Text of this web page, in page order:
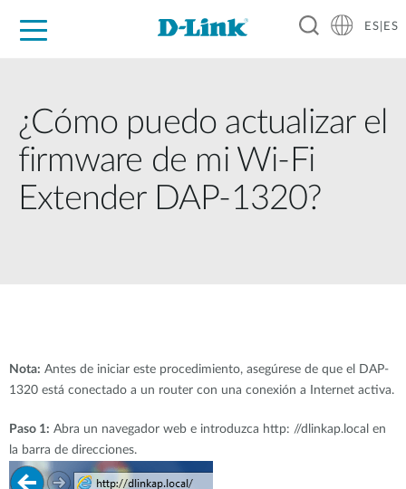
ES|ES
¿Cómo puedo actualizar el
firmware de mi Wi-Fi
Extender DAP-1320?
Nota: Antes de iniciar este procedimiento, asegúrese de que el DAP-
1320 está conectado a un router con una conexión a Internet activa.
Paso 1: Abra un navegador web e introduzca http: //dlinkap.local en
la barra de direcciones.